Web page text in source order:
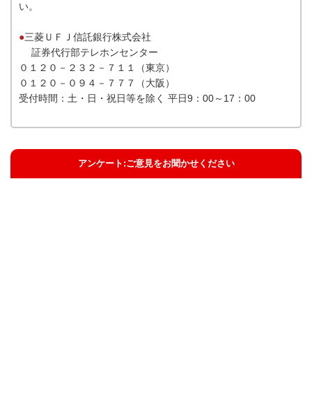
い。
●三菱ＵＦＪ信託銀行株式会社
証券代行部テレホンセンター
０１２０－２３２－７１１（東京）
０１２０－０９４－７７７（大阪）
受付時間：土・日・祝日等を除く 平日9：00～17：00
アンケート:ご意見をお聞かせください